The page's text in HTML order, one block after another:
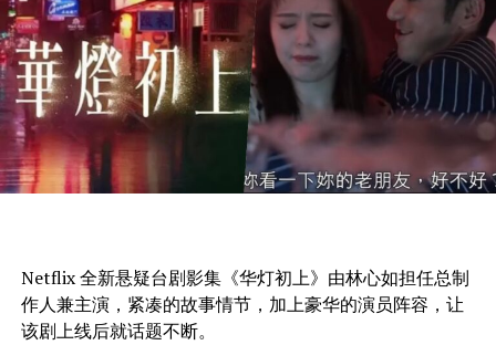
Netflix 全新悬疑台剧影集《华灯初上》由林心如担任总制
作人兼主演，紧凑的故事情节，加上豪华的演员阵容，让
该剧上线后就话题不断。